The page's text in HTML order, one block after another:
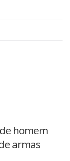
homem
armas